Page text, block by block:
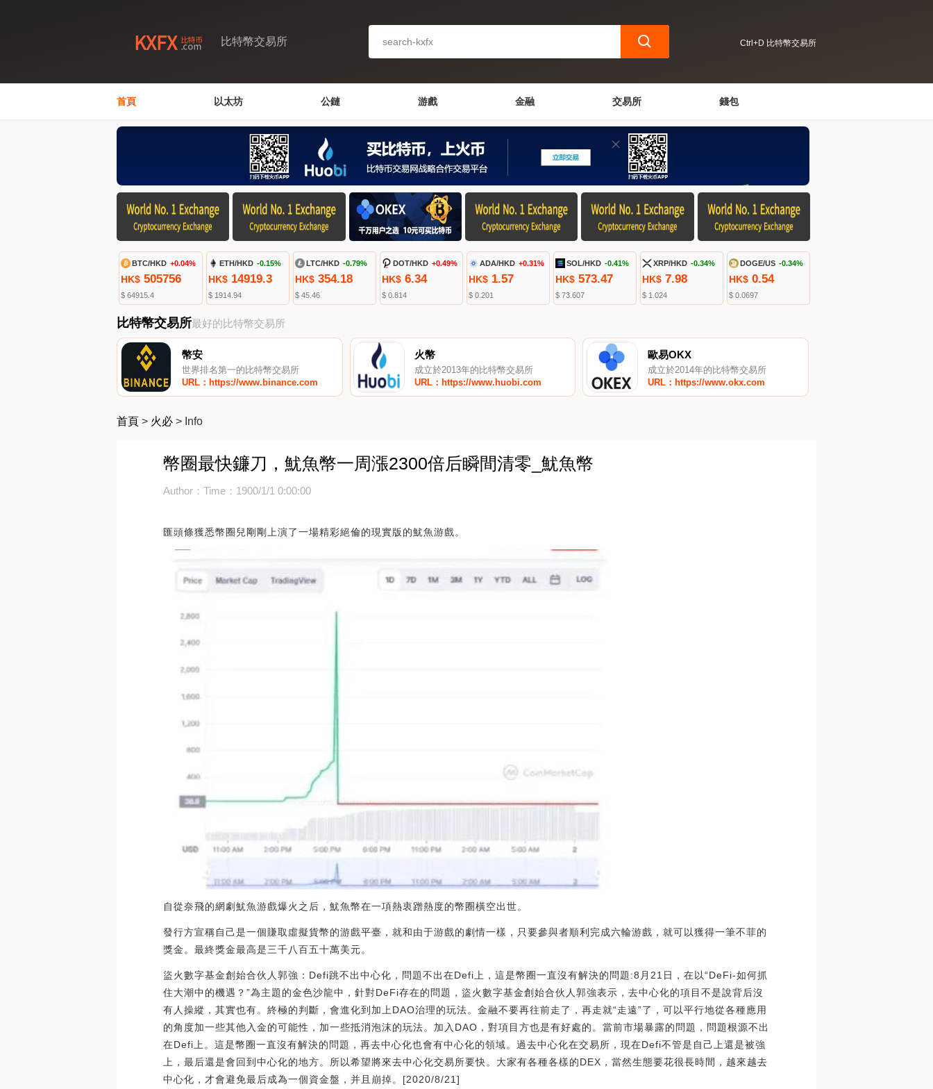
比特幣交易所 Ctrl+D 比特幣交易所
首頁 以太坊 公鏈 游戲 金融 交易所 錢包
BTC/HKD +0.04%
HK$ 505756
$ 64915.4
ETH/HKD -0.15%
HK$14919.3
$ 1914.94
LTC/HKD -0.79%
HK$354.18
$ 45.46
DOT/HKD +0.49%
HK$6.34
$ 0.814
ADA/HKD +0.31%
HK$1.57
$ 0.201
SOL/HKD -0.41%
HK$ 573.47
$ 73.607
XRP/HKD -0.34%
HK$ 7.98
$ 1.024
DOGE/US -0.34%
HK$ 0.54
$ 0.0697
比特幣交易所最好的比特幣交易所
幣安
世界排名第一的比特幣交易所
URL：https://www.binance.com
火幣
成立於2013年的比特幣交易所
URL：https://www.huobi.com
歐易OKX
成立於2014年的比特幣交易所
URL：https://www.okx.com
首頁 > 火必 > Info
幣圈最快鐮刀，魷魚幣一周漲2300倍后瞬間清零_魷魚幣
Author：Time：1900/1/1 0:00:00
匯頭條獲悉幣圈兒剛剛上演了一場精彩絕倫的現實版的魷魚游戲。
自從奈飛的網劇魷魚游戲爆火之后，魷魚幣在一項熱衷蹭熱度的幣圈橫空出世。
發行方宣稱自己是一個賺取虛擬貨幣的游戲平臺，就和由于游戲的劇情一樣，只要參與者順利完成六輪游戲，就可以獲得一筆不菲的
獎金。最終獎金最高是三千八百五十萬美元。
盜火數字基金創始合伙人郭強：Defi跳不出中心化，問題不出在Defi上，這是幣圈一直沒有解決的問題:8月21日，在以“DeFi-如何抓
住大潮中的機遇？”為主題的金色沙龍中，針對DeFi存在的問題，盜火數字基金創始合伙人郭強表示，去中心化的項目不是說背后沒
有人操縱，其實也有。終極的判斷，會進化到加上DAO治理的玩法。金融不要再往前走了，再走就“走遠”了，可以平行地從各種應用
的角度加一些其他入金的可能性，加一些抵消泡沫的玩法。加入DAO，對項目方也是有好處的。當前市場暴露的問題，問題根源不出
在Defi上。這是幣圈一直沒有解決的問題，再去中心化也會有中心化的領域。過去中心化在交易所，現在Defi不管是自己上還是被強
上，最后還是會回到中心化的地方。所以希望將來去中心化交易所要快。大家有各種各樣的DEX，當然生態要花很長時間，越來越去
中心化，才會避免最后成為一個資金盤，并且崩掉。[2020/8/21]